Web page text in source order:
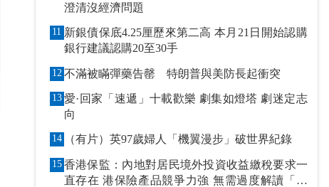
澄清沒經濟問題
11 新銀債保底4.25厘歷來第二高 本月21日開始認購
銀行建議認購20至30手
12 不滿被瞞彈藥告罄 特朗普與美防長起衝突
13 愛·回家「速遞」十載歡樂 劇集如燈塔 劇迷定志
向
14 （有片）英97歲婦人「機翼漫步」破世界紀錄
15 香港保監：內地對居民境外投資收益繳稅要求一
直存在 港保險產品競爭力強 無需過度解讀「保